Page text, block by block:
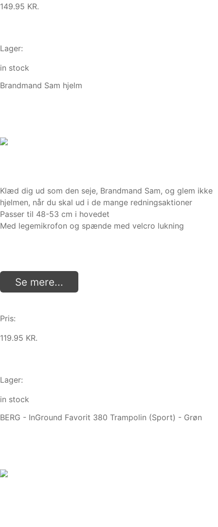
149.95 KR.
Lager:
in stock
Brandmand Sam hjelm
Klæd dig ud som den seje, Brandmand Sam, og glem ikke
hjelmen, når du skal ud i de mange redningsaktioner
Passer til 48-53 cm i hovedet
Med legemikrofon og spænde med velcro lukning
Se mere...
Pris:
119.95 KR.
Lager:
in stock
BERG - InGround Favorit 380 Trampolin (Sport) - Grøn